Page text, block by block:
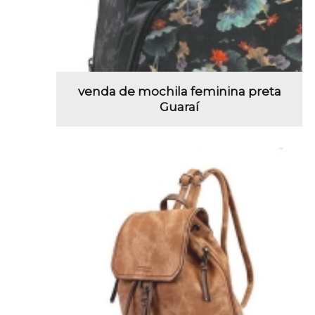
venda de mochila feminina preta
Guaraí